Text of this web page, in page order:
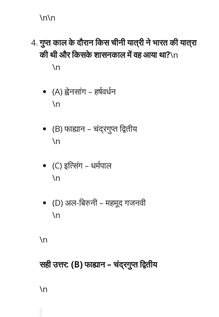
\n\n
गुप्त काल के दौरान किस चीनी यात्री ने भारत की यात्रा
की थी और किसके शासनकाल में वह आया था?\n
\n
(A) ह्वेनसांग – हर्षवर्धन
\n
(B) फाह्यान – चंद्रगुप्त द्वितीय
\n
(C) इत्सिंग – धर्मपाल
\n
(D) अल-बिरुनी – महमूद गजनवी
\n
\n
सही उत्तर: (B) फाह्यान – चंद्रगुप्त द्वितीय
\n